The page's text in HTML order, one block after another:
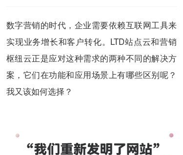
数字营销的时代，企业需要依赖互联网工具来
实现业务增长和客户转化。LTD站点云和营销
枢纽云正是应对这种需求的两种不同的解决方
案，它们在功能和应用场景上有哪些区别呢？
我又该如何选择？